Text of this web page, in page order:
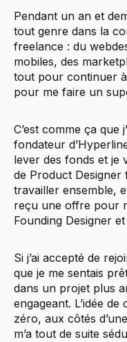
Pendant un an et
tout genre dans la
freelance : du
mobiles, des
tout pour continuer
pour me faire un
C’est comme ça que
fondateur
lever des fonds et je
de Product Designer
travailler ensemble,
reçu une offre pour
Founding Designer
Si j’ai accepté de
que je me sentais
dans un projet plus
engageant. L’idée
zéro, aux côtés
m’a tout de suite